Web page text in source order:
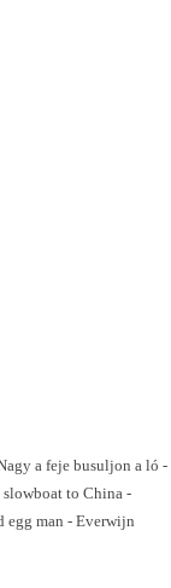
a feje busuljon a ló -
slowboat to China -
egg man - Everwijn